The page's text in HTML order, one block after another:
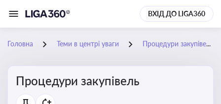
ВХІД ДО LIGA360
Головна Теми в центрі уваги Процедури закупівель
Процедури закупівель